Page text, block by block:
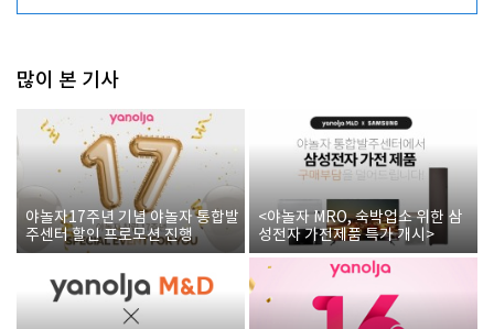
많이 본 기사
야놀자17주년 기념 야놀자 통합발
주센터 할인 프로모션 진행
<야놀자 MRO, 숙박업소 위한 삼
성전자 가전제품 특가 개시>